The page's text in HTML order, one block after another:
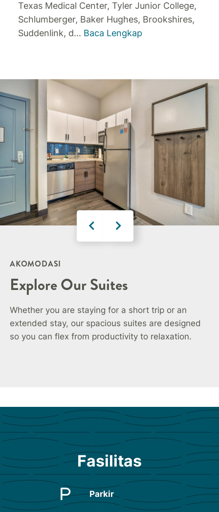
Texas Medical Center, Tyler Junior College,
Schlumberger, Baker Hughes, Brookshires,
Suddenlink, d... Baca Lengkap
AKOMODASI
Explore Our Suites
Whether you are staying for a short trip or an
extended stay, our spacious suites are designed
so you can flex from productivity to relaxation.
Fasilitas
Parkir